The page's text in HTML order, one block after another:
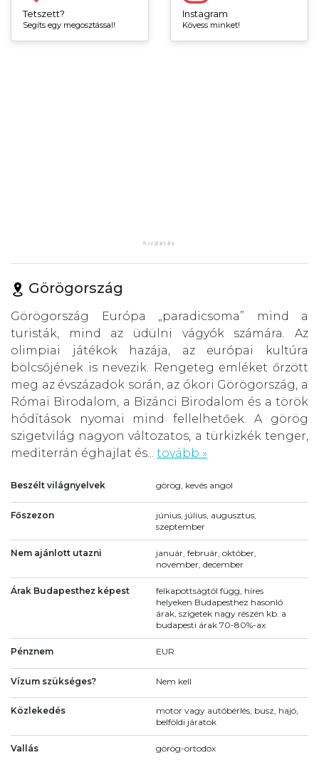
Tetszett?
Segíts egy megosztással!
Instagram
Kövess minket!
Görögország
Görögország Európa „paradicsoma” mind a
turisták, mind az üdülni vágyók számára. Az
olimpiai játékok hazája, az európai kultúra
bölcsőjének is nevezik. Rengeteg emléket őrzött
meg az évszázadok során, az ókori Görögország, a
Római Birodalom, a Bizánci Birodalom és a török
hódítások nyomai mind fellelhetőek. A görög
szigetvilág nagyon változatos, a türkizkék tenger,
mediterrán éghajlat és... tovább »
Beszélt világnyelvek görög, kevés angol
Főszezon
június, július, augusztus,
szeptember
Nem ajánlott utazni
január, február, október,
november, december
Árak Budapesthez képest
felkapottságtól függ, híres
helyeken Budapesthez hasonló
árak, szigetek nagy részén kb. a
budapesti árak 70-80%-ax
Pénznem EUR
Vízum szükséges? Nem kell
Közlekedés
motor vagy autóbérlés, busz, hajó,
belföldi járatok
Vallás görög-ortodox